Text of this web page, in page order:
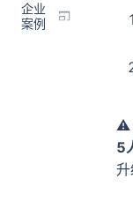
企业
案例
⚠️
5
升